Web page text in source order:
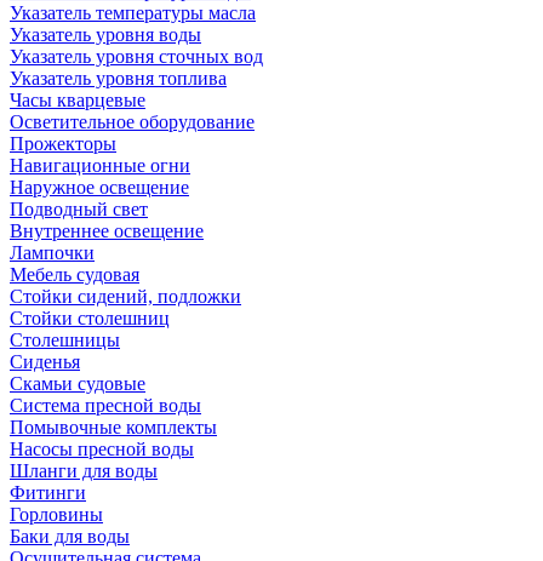
Указатель температуры масла
Указатель уровня воды
Указатель уровня сточных вод
Указатель уровня топлива
Часы кварцевые
Осветительное оборудование
Прожекторы
Навигационные огни
Наружное освещение
Подводный свет
Внутреннее освещение
Лампочки
Мебель судовая
Стойки сидений, подложки
Стойки столешниц
Столешницы
Сиденья
Скамьи судовые
Система пресной воды
Помывочные комплекты
Насосы пресной воды
Шланги для воды
Фитинги
Горловины
Баки для воды